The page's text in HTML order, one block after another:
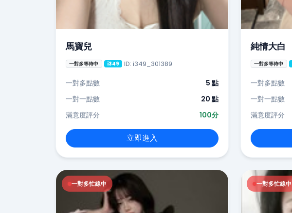
馬寶兒
一對多等待中 i349 ID: i349_301389
一對多點數
5 點
一對一點數
20 點
滿意度評分
100分
立即進入
純情大白
一對多等待中
一對多點數
一對一點數
滿意度評分
一對多忙線中 一對多忙線中